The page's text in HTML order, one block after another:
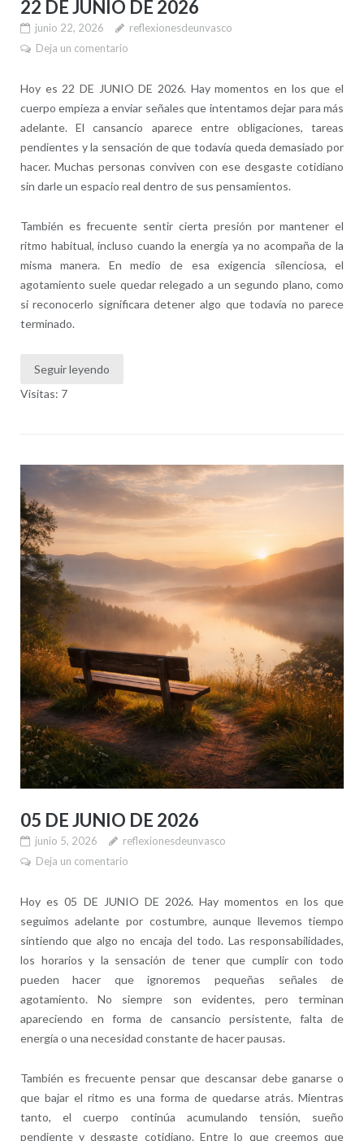
22 DE JUNIO DE 2026
junio 22, 2026
reflexionesdeunvasco
Deja un comentario
Hoy es 22 DE JUNIO DE 2026. Hay momentos en los que el
cuerpo empieza a enviar señales que intentamos dejar para más
adelante. El cansancio aparece entre obligaciones, tareas
pendientes y la sensación de que todavía queda demasiado por
hacer. Muchas personas conviven con ese desgaste cotidiano
sin darle un espacio real dentro de sus pensamientos.
También es frecuente sentir cierta presión por mantener el
ritmo habitual, incluso cuando la energía ya no acompaña de la
misma manera. En medio de esa exigencia silenciosa, el
agotamiento suele quedar relegado a un segundo plano, como
si reconocerlo significara detener algo que todavía no parece
terminado.
Seguir leyendo
Visitas: 7
05 DE JUNIO DE 2026
junio 5, 2026
reflexionesdeunvasco
Deja un comentario
Hoy es 05 DE JUNIO DE 2026. Hay momentos en los que
seguimos adelante por costumbre, aunque llevemos tiempo
sintiendo que algo no encaja del todo. Las responsabilidades,
los horarios y la sensación de tener que cumplir con todo
pueden hacer que ignoremos pequeñas señales de
agotamiento. No siempre son evidentes, pero terminan
apareciendo en forma de cansancio persistente, falta de
energía o una necesidad constante de hacer pausas.
También es frecuente pensar que descansar debe ganarse o
que bajar el ritmo es una forma de quedarse atrás. Mientras
tanto, el cuerpo continúa acumulando tensión, sueño
pendiente y desgaste cotidiano. Entre lo que creemos que